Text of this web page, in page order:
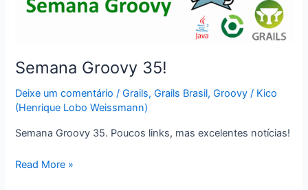
Jenv!
Semana Groovy 35!
Deixe um comentário /Grails,Grails Brasil,Groovy / Kico
(Henrique Lobo Weissmann)
Semana Groovy 35. Poucos links, mas excelentes notícias!
Semana
Read More »